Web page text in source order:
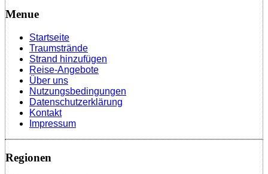
Menue
Startseite
Traumstrände
Strand hinzufügen
Reise-Angebote
Über uns
Nutzungsbedingungen
Datenschutzerklärung
Kontakt
Impressum
Regionen